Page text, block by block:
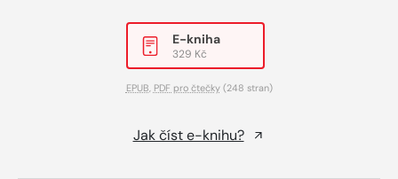
E-kniha
329 Kč
EPUB, PDF pro čtečky(248 stran)
Jak číst e-knihu?